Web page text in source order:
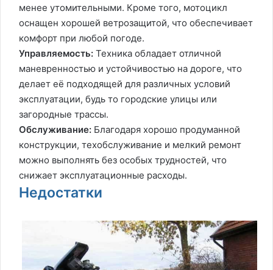
менее утомительными. Кроме того, мотоцикл
оснащен хорошей ветрозащитой, что обеспечивает
комфорт при любой погоде.
Управляемость: Техника обладает отличной
маневренностью и устойчивостью на дороге, что
делает её подходящей для различных условий
эксплуатации, будь то городские улицы или
загородные трассы.
Обслуживание: Благодаря хорошо продуманной
конструкции, техобслуживание и мелкий ремонт
можно выполнять без особых трудностей, что
снижает эксплуатационные расходы.
Недостатки